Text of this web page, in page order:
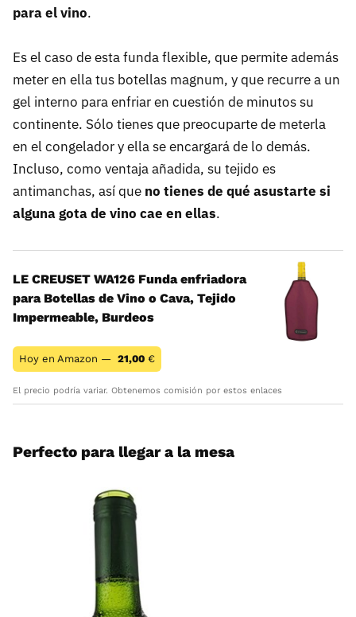
para el vino.
Es el caso de esta funda flexible, que permite además
meter en ella tus botellas magnum, y que recurre a un
gel interno para enfriar en cuestión de minutos su
continente. Sólo tienes que preocuparte de meterla
en el congelador y ella se encargará de lo demás.
Incluso, como ventaja añadida, su tejido es
antimanchas, así que no tienes de qué asustarte si
alguna gota de vino cae en ellas.
LE CREUSET WA126 Funda enfriadora
para Botellas de Vino o Cava, Tejido
Impermeable, Burdeos
Hoy en Amazon — 21,00 €
El precio podría variar. Obtenemos comisión por estos enlaces
Perfecto para llegar a la mesa